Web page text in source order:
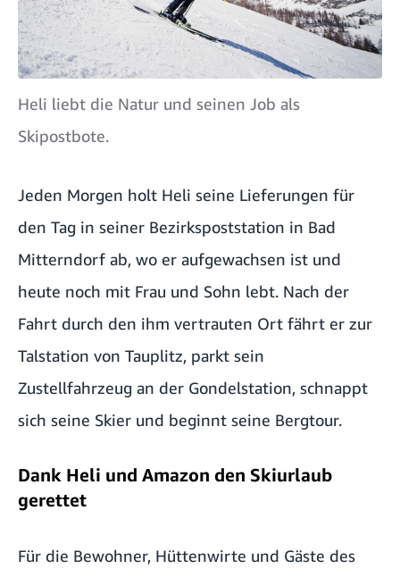
Heli liebt die Natur und seinen Job als
Skipostbote.
Jeden Morgen holt Heli seine Lieferungen für
den Tag in seiner Bezirkspoststation in Bad
Mitterndorf ab, wo er aufgewachsen ist und
heute noch mit Frau und Sohn lebt. Nach der
Fahrt durch den ihm vertrauten Ort fährt er zur
Talstation von Tauplitz, parkt sein
Zustellfahrzeug an der Gondelstation, schnappt
sich seine Skier und beginnt seine Bergtour.
Dank Heli und Amazon den Skiurlaub
gerettet
Für die Bewohner, Hüttenwirte und Gäste des